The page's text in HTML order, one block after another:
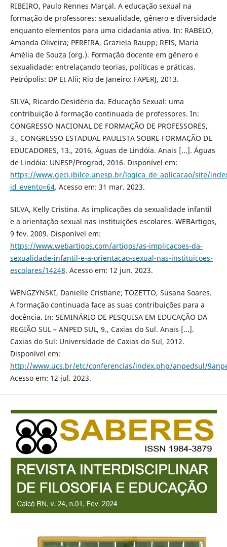
RIBEIRO, Paulo Rennes Marçal. A educação sexual na
formação de professores: sexualidade, gênero e diversidade
enquanto elementos para uma cidadania ativa. In: RABELO,
Amanda Oliveira; PEREIRA, Graziela Raupp; REIS, Maria
Amélia de Souza (org.). Formação docente em gênero e
sexualidade: entrelaçando teorias, políticas e práticas.
Petrópolis: DP Et Alii; Rio de Janeiro: FAPERJ, 2013.
SILVA, Ricardo Desidério da. Educação Sexual: uma
contribuição à formação continuada de professores. In:
CONGRESSO NACIONAL DE FORMAÇÃO DE PROFESSORES,
3., CONGRESSO ESTADUAL PAULISTA SOBRE FORMAÇÃO DE
EDUCADORES, 13., 2016, Águas de Lindóia. Anais [...]. Águas
de Lindóia: UNESP/Prograd, 2016. Disponível em:
https://www.geci.ibilce.unesp.br/logica_de_aplicacao/site/
id_evento=64. Acesso em: 31 mar. 2023.
SILVA, Kelly Cristina. As implicações da sexualidade infantil
e a orientação sexual nas instituições escolares. WEBArtigos,
9 fev. 2009. Disponível em:
https://www.webartigos.com/artigos/as-implicacoes-da-
sexualidade-infantil-e-a-orientacao-sexual-nas-instituicoes-
escolares/14248. Acesso em: 12 jun. 2023.
WENGZYNSKI, Danielle Cristiane; TOZETTO, Susana Soares.
A formação continuada face as suas contribuições para a
docência. In: SEMINÁRIO DE PESQUISA EM EDUCAÇÃO DA
REGIÃO SUL – ANPED SUL, 9., Caxias do Sul. Anais [...].
Caxias do Sul: Universidade de Caxias do Sul, 2012.
Disponível em:
http://www.ucs.br/etc/conferencias/index.php/anpedsul/
Acesso em: 12 jul. 2023.